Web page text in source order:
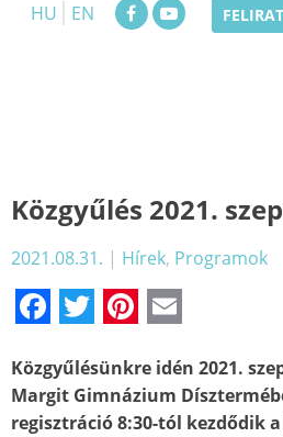
HU
EN
Közgyűlés 2021.
2021.08.31. | Hírek, Programok
Facebook
TwitterPinterest
Közgyűlésünkre idén 2021.
Margit Gimnázium
regisztráció 8:30-tól kezdődik